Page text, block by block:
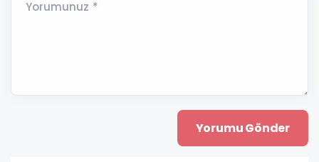
Yorumunuz *